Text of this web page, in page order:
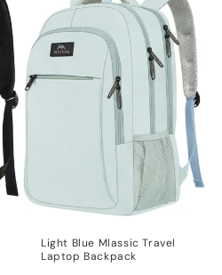
Light Blue Mlassic Travel
Laptop Backpack